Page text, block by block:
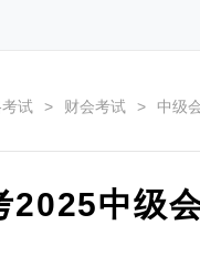
试 > 财会考试 > 中级
2025中级